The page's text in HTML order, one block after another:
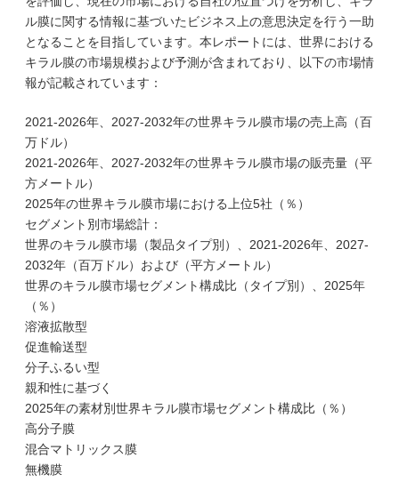
ル膜に関する情報に基づいたビジネス上の意思決定を行う一助
となることを目指しています。本レポートには、世界における
キラル膜の市場規模および予測が含まれており、以下の市場情
報が記載されています：
2021-2026年、2027-2032年の世界キラル膜市場の売上高（百
万ドル）
2021-2026年、2027-2032年の世界キラル膜市場の販売量（平
方メートル）
2025年の世界キラル膜市場における上位5社（％）
セグメント別市場総計：
世界のキラル膜市場（製品タイプ別）、2021-2026年、2027-
2032年（百万ドル）および（平方メートル）
世界のキラル膜市場セグメント構成比（タイプ別）、2025年
（％）
溶液拡散型
促進輸送型
分子ふるい型
親和性に基づく
2025年の素材別世界キラル膜市場セグメント構成比（％）
高分子膜
混合マトリックス膜
無機膜